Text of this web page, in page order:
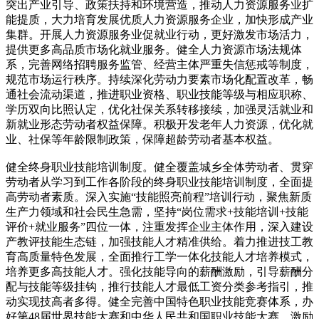
突出产业引导、政策扶持和环境营造，推动人力资源服务业扩
能提质，大力培育发展优质人力资源服务企业，加快形成产业
集群。开展人力资源服务业促就业行动，更好激发市场活力，
提供更多高品质市场化就业服务。健全人力资源市场法规体
系，完善网络招聘服务监管、经营主体严重失信惩戒等制度，
规范市场运行秩序。持续深化劳动力要素市场化配置改革，畅
通社会流动渠道，推进职业资格、职业技能等级与相应职称、
学历双向比照认定，优化社保关系转移接续，加强灵活就业和
新就业形态劳动者权益保障。积极开发老年人力资源，优化就
业、社保等年龄限制政策，保障超龄劳动者基本权益。
健全终身职业技能培训制度。健全覆盖城乡全体劳动者、贯穿
劳动者从学习到工作各阶段的终身职业技能培训制度，全面提
高劳动者素质。深入实施“技能照亮前程”培训行动，聚焦新质
生产力领域和社会民生急需，坚持“岗位需求+技能培训+技能
评价+就业服务”四位一体，注重发挥企业主体作用，深入建设
产教评技能生态链，加强技能人才精准供给。着力推进技工教
育高质量特色发展，全面推行工学一体化技能人才培养模式，
培养更多高技能人才。强化技能导向的薪酬激励，引导薪酬分
配与技能等级挂钩，推行技能人才最低工资分类参考指引，推
动实现技高者多得。健全完善中国特色职业技能竞赛体系，办
好第48届世界技能大赛和中华人民共和国职业技能大赛，激励